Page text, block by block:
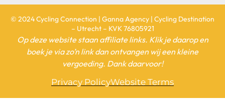
© 2024 Cycling Connection | Ganna Agency | Cycling Destination
– Utrecht – KVK 76805921
Op deze website staan affiliate links. Klik je daarop en
boek je via zo’n link dan ontvangen wij een kleine
vergoeding. Dank daarvoor!
Privacy PolicyWebsite Terms